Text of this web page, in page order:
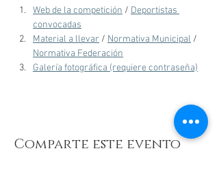
Web de la competición / Deportistas
convocadas
Material a llevar / Normativa Municipal /
Normativa Federación
Galería fotográfica (requiere contraseña)
Comparte este evento